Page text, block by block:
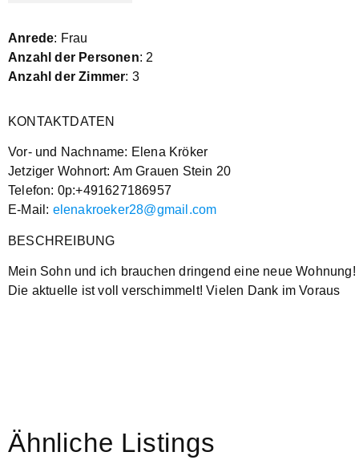
Anrede: Frau
Anzahl der Personen: 2
Anzahl der Zimmer: 3
KONTAKTDATEN
Vor- und Nachname: Elena Kröker
Jetziger Wohnort: Am Grauen Stein 20
Telefon: 0p:+491627186957
E-Mail: elenakroeker28@gmail.com
BESCHREIBUNG
Mein Sohn und ich brauchen dringend eine neue Wohnung!
Die aktuelle ist voll verschimmelt! Vielen Dank im Voraus
Ähnliche Listings